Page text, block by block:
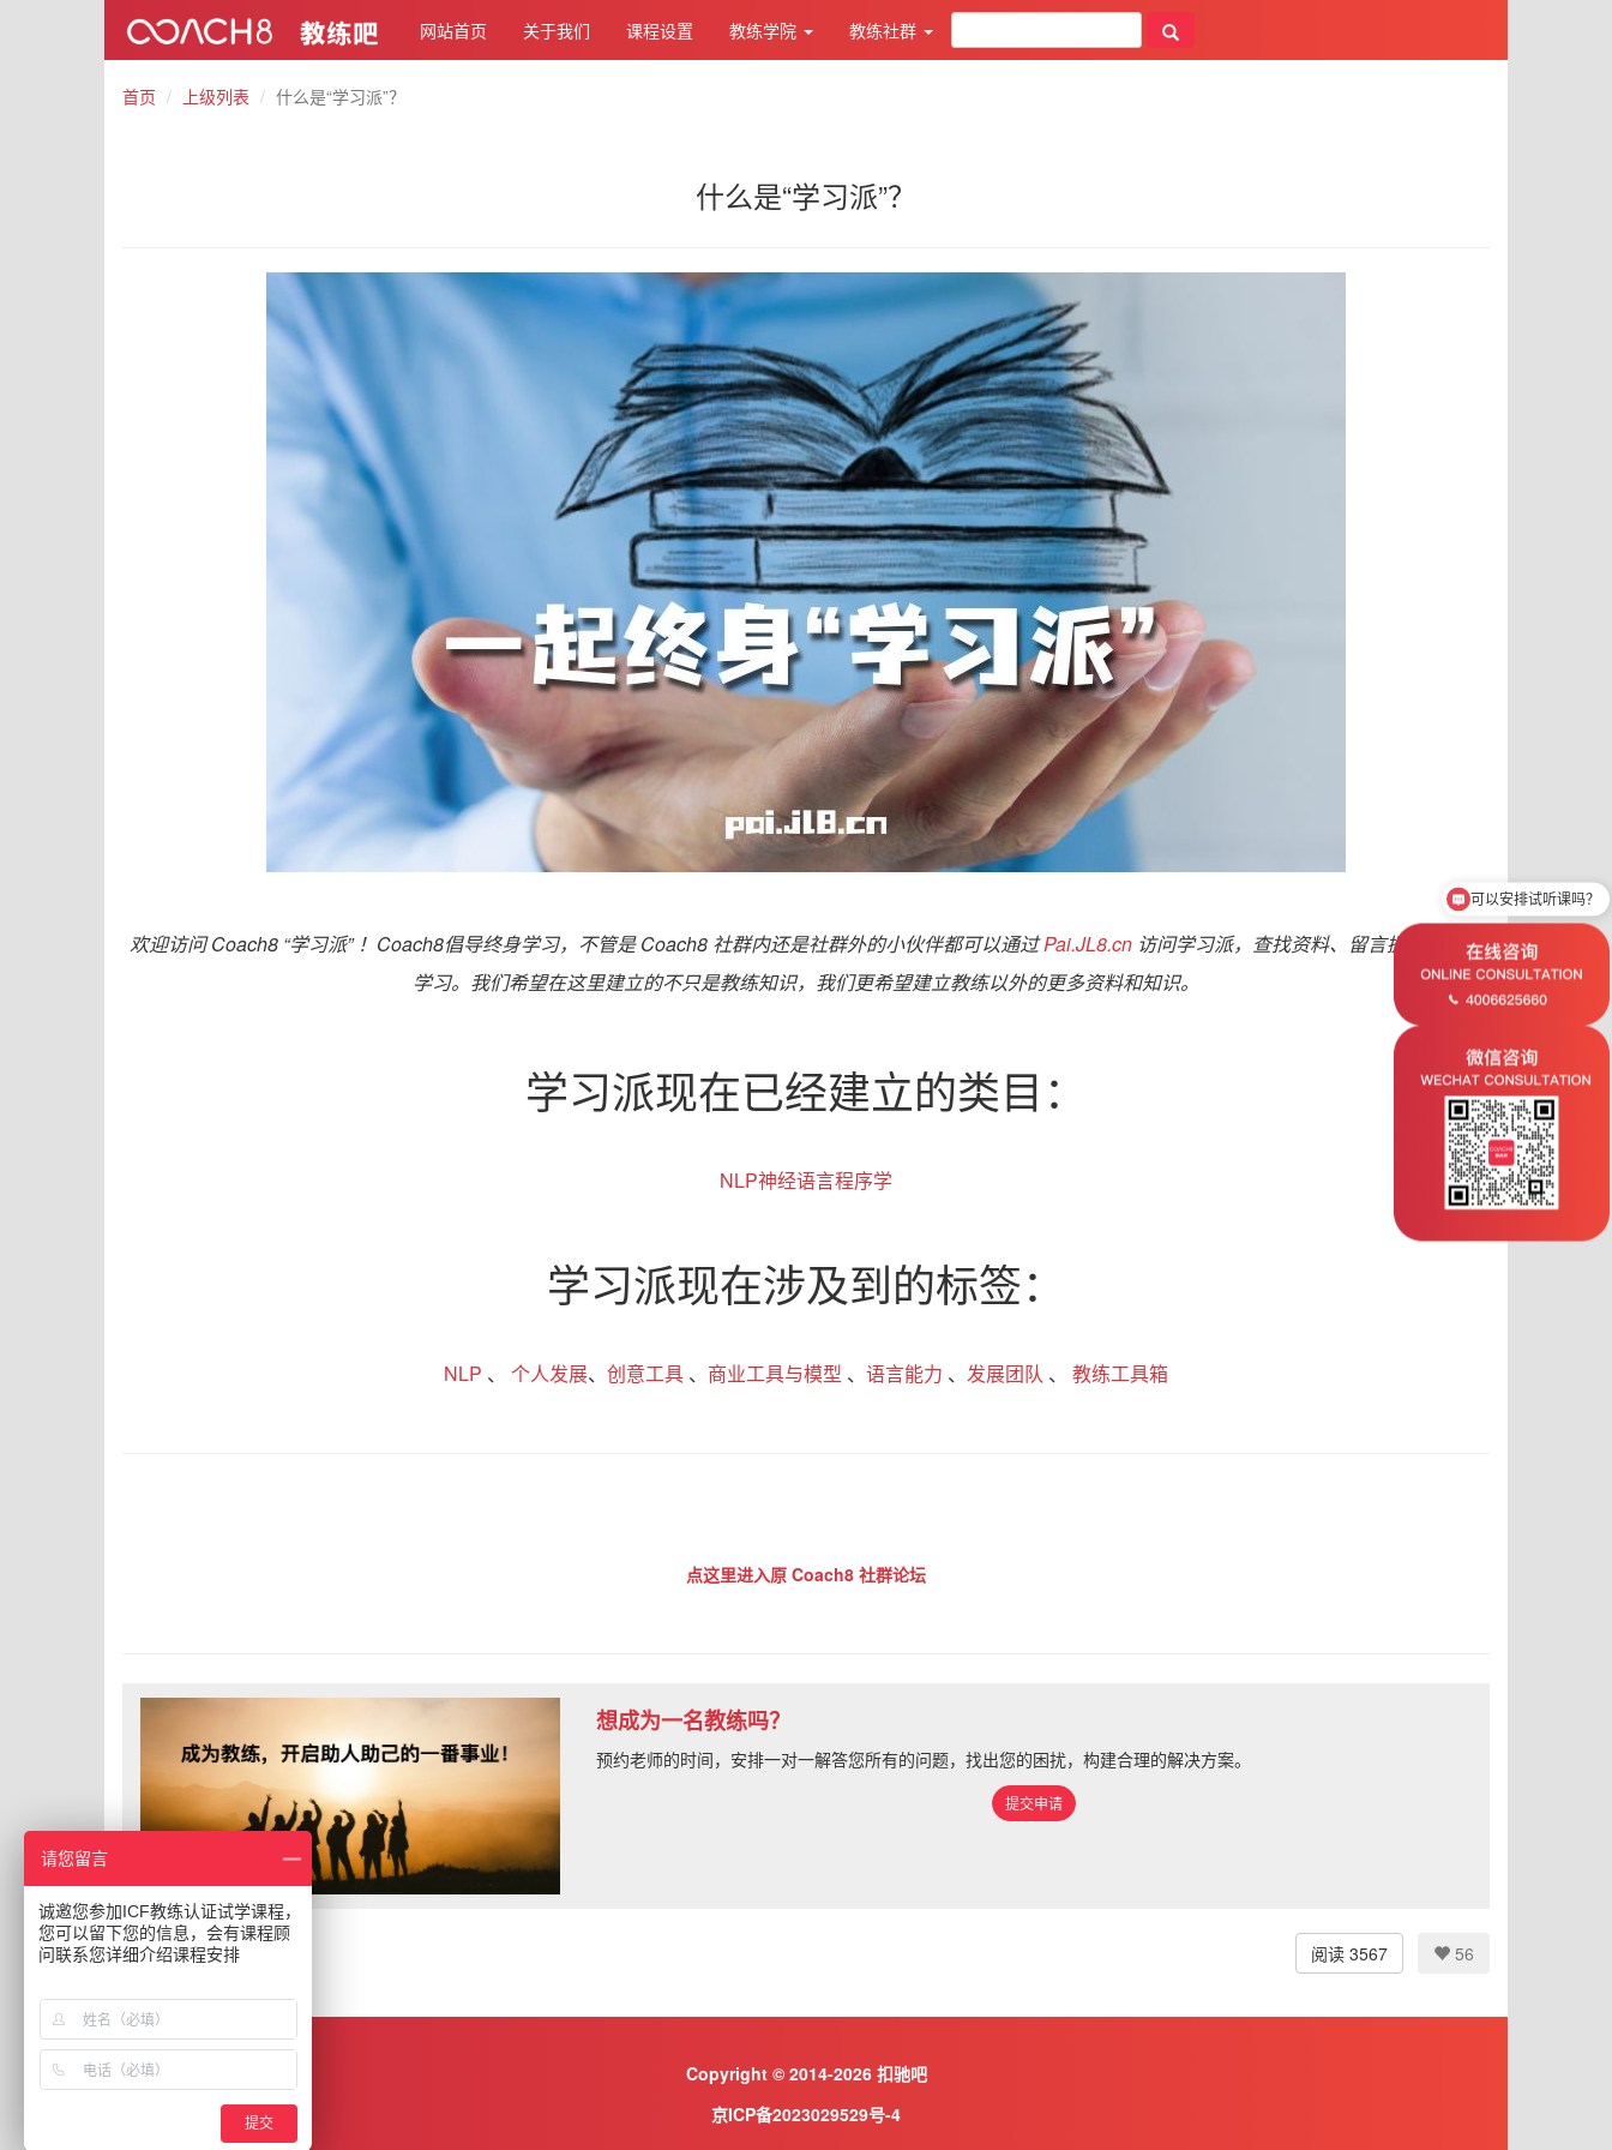
网站首页 关于我们 课程设置 教练学院 教练社群
首页 上级列表 什么是“学习派”？
什么是“学习派”？
欢迎访问 Coach8 “学习派” ！ Coach8倡导终身学习， 不管是 Coach8 社群内还是社群外的小伙伴都可以通过Pai.JL8.cn 访问学习派， 查找资料、 留言提问和知识
学习。 我们希望在这里建立的不只是教练知识， 我们更希望建立教练以外的更多资料和知识。
学习派现在已经建立的类目：
NLP神经语言程序学
学习派现在涉及到的标签：
NLP 、 个人发展、 创意工具 、 商业工具与模型 、 语言能力 、 发展团队 、 教练工具箱
点这里进入原 Coach8 社群论坛
想成为一名教练吗？
预约老师的时间，安排一对一解答您所有的问题，找出您的困扰，构建合理的解决方案。
提交申请
阅读 3567 56
Copyright © 2014-2026 扣驰吧
京ICP备2023029529号-4
可以安排试听课吗？
请您留言
诚邀您参加ICF教练认证试学课程，
您可以留下您的信息，会有课程顾
问联系您详细介绍课程安排
提交